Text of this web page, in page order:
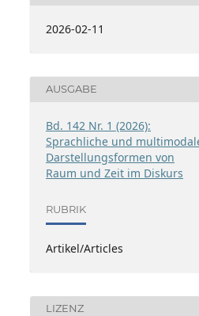
2026-02-11
AUSGABE
Bd. 142 Nr. 1 (2026):
Sprachliche und
Darstellungsformen von
Raum und Zeit im Diskurs
RUBRIK
Artikel/Articles
LIZENZ